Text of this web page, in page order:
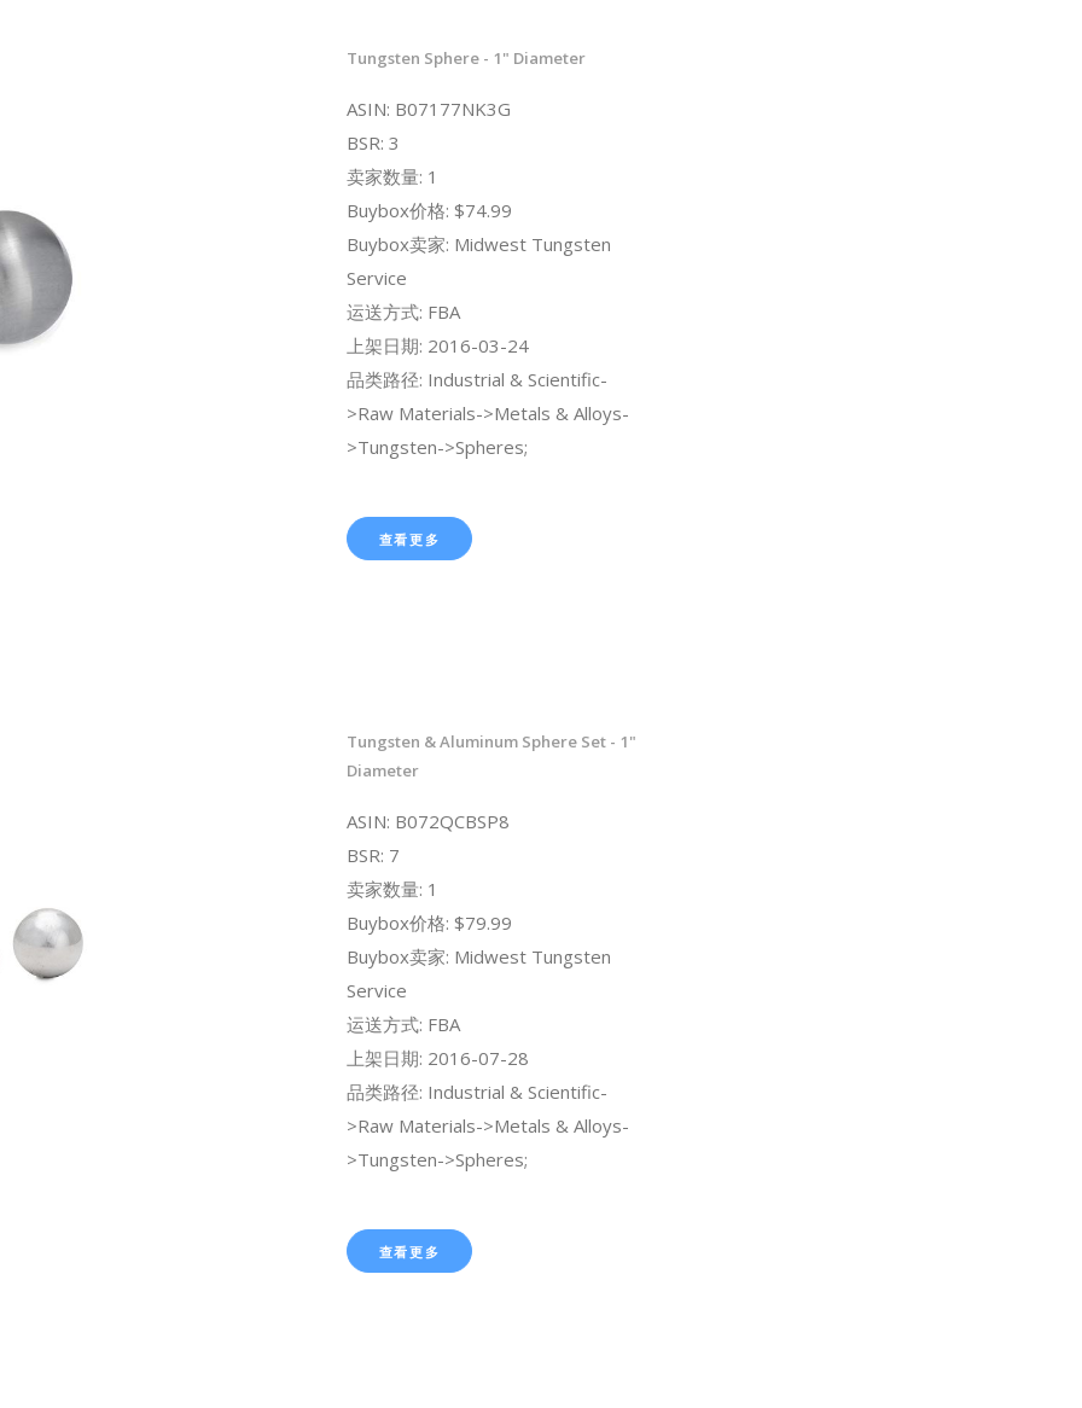
Tungsten Sphere - 1" Diameter
ASIN: B07177NK3G
BSR: 3
卖家数量: 1
Buybox价格: $74.99
Buybox卖家: Midwest Tungsten
Service
运送方式: FBA
上架日期: 2016-03-24
品类路径: Industrial & Scientific-
>Raw Materials->Metals & Alloys-
>Tungsten->Spheres;
查看更多
Tungsten & Aluminum Sphere Set - 1"
Diameter
ASIN: B072QCBSP8
BSR: 7
卖家数量: 1
Buybox价格: $79.99
Buybox卖家: Midwest Tungsten
Service
运送方式: FBA
上架日期: 2016-07-28
品类路径: Industrial & Scientific-
>Raw Materials->Metals & Alloys-
>Tungsten->Spheres;
查看更多